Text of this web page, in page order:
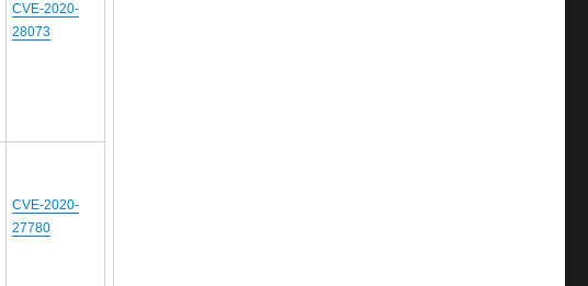
CVE-2020-
28073
CVE-2020-
27780